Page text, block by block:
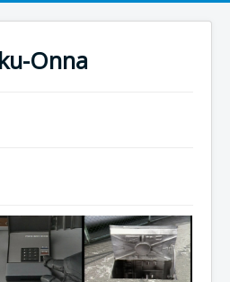
Onna